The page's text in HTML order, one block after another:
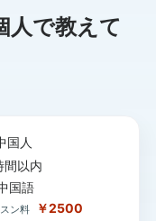
人で教えて
国 人
間以内
国語
ン料 ￥2500